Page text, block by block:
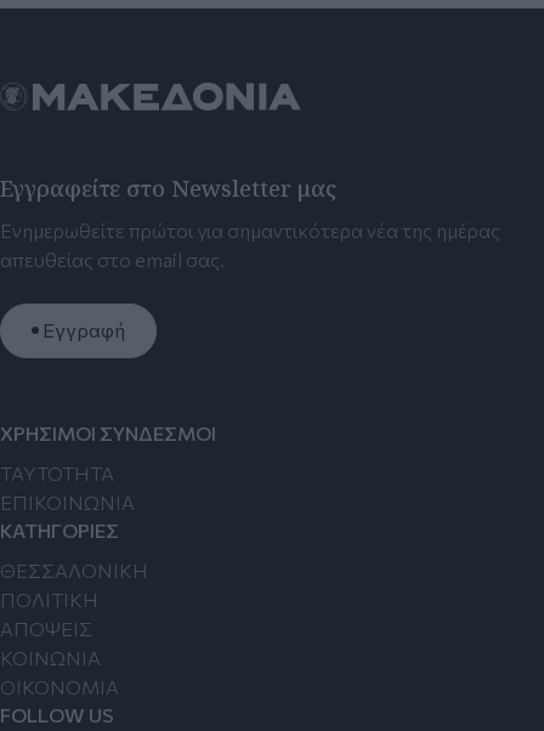
Εγγραφείτε στο Newsletter μας
Ενημερωθείτε πρώτοι για σημαντικότερα νέα της ημέρας
απευθείας στο email σας.
Εγγραφή
ΧΡΗΣΙΜΟΙ ΣΥΝΔΕΣΜΟΙ
TAYTOTHTA
ΕΠΙΚΟΙΝΩΝΙΑ
ΚΑΤΗΓΟΡΙΕΣ
ΘΕΣΣΑΛΟΝΙΚΗ
ΠΟΛΙΤΙΚΗ
ΑΠΟΨΕΙΣ
ΚΟΙΝΩΝΙΑ
ΟΙΚΟΝΟΜΙΑ
FOLLOW US